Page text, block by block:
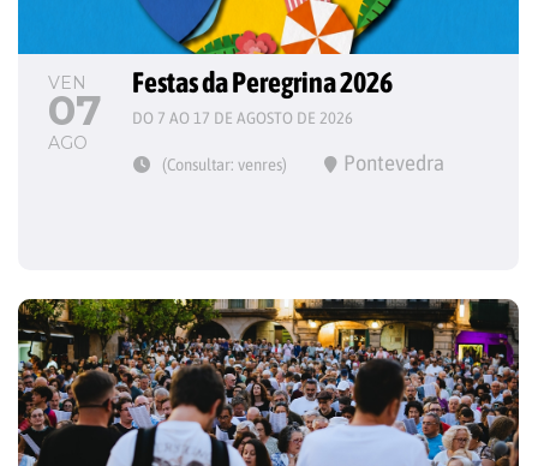
VEN
07
AGO
Festas da Peregrina 2026
DO 7 AO 17 DE AGOSTO DE 2026
(Consultar: venres) Pontevedra